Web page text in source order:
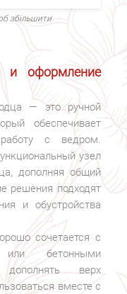
збільшити
и оформление
— это ручной
обеспечивает
с ведром.
узел
дополняя общий
решения подходят
и обустройства
сочетается с
бетонными
верх
вместе с